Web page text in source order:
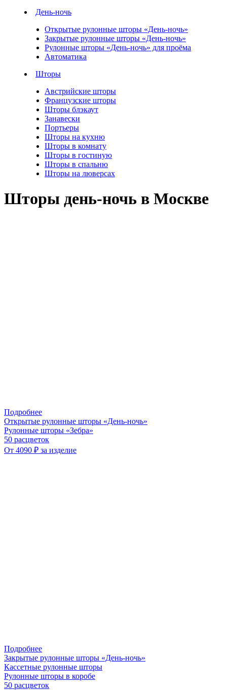
День-ночь
Открытые рулонные шторы «День-ночь»
Закрытые рулонные шторы «День-ночь»
Рулонные шторы «День-ночь» для проёма
Автоматика
Шторы
Австрийские шторы
Французские шторы
Шторы блэкаут
Занавески
Портьеры
Шторы на кухню
Шторы в комнату
Шторы в гостиную
Шторы в спальню
Шторы на люверсах
Шторы день-ночь в Москве
Подробнее
Открытые рулонные шторы «День-ночь»
Рулонные шторы «Зебра»
50 расцветок
От 4090 ₽ за изделие
Подробнее
Закрытые рулонные шторы «День-ночь»
Кассетные рулонные шторы
Рулонные шторы в коробе
50 расцветок